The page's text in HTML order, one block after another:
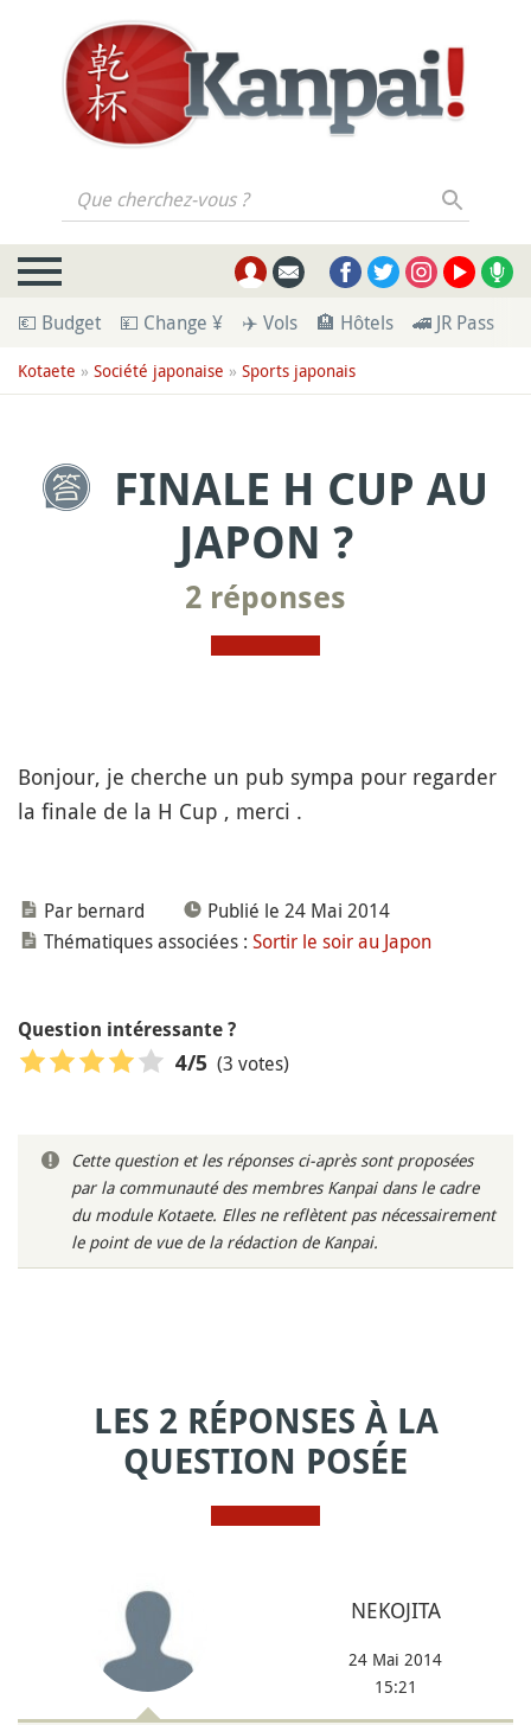
Que cherchez-vous ?
💶 Budget 💴 Change ¥ ✈️ Vols 🏨 Hôtels 🚄 JR Pass
Kotaete » Société japonaise » Sports japonais
FINALE H CUP AU
JAPON ?
2 réponses
Bonjour, je cherche un pub sympa pour regarder
la finale de la H Cup , merci .
Par bernard
Publié le 24 Mai 2014
Thématiques associées : Sortir le soir au Japon
Question intéressante ?
4/5 (3 votes)
Cette question et les réponses ci-après sont proposées
par la communauté des membres Kanpai dans le cadre
du module Kotaete. Elles ne reflètent pas nécessairement
le point de vue de la rédaction de Kanpai.
LES 2 RÉPONSES À LA
QUESTION POSÉE
NEKOJITA
24 Mai 2014
15:21